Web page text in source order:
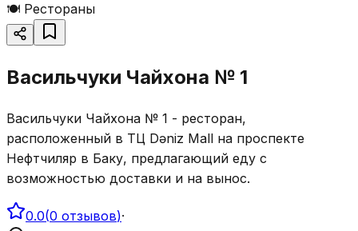
🍽️ Рестораны
Васильчуки Чайхона № 1
Васильчуки Чайхона № 1 - ресторан,
расположенный в ТЦ Dəniz Mall на проспекте
Нефтчиляр в Баку, предлагающий еду с
возможностью доставки и на вынос.
0.0(0 отзывов)·